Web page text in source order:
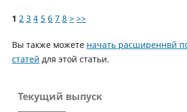
1 2 3 4 5 6 7 8 > >>
Вы также можете начать расширеннвй
статей для этой статьи.
Текущий выпуск